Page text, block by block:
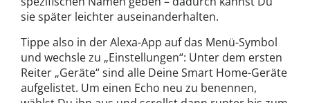
sie später leichter auseinanderhalten.
Tippe also in der Alexa-App auf das Menü-Symbol
und wechsle zu „Einstellungen“: Unter dem ersten
Reiter „Geräte“ sind alle Deine Smart Home-Geräte
aufgelistet. Um einen Echo neu zu benennen,